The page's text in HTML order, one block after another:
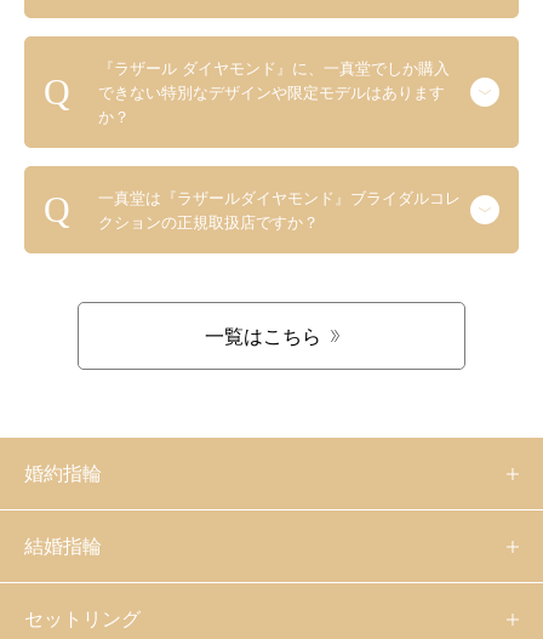
『ラザール ダイヤモンド』に、一真堂でしか購入
できない特別なデザインや限定モデルはあります
か？
一真堂は『ラザールダイヤモンド』ブライダルコレ
クションの正規取扱店ですか？
一覧はこちら
婚約指輪
結婚指輪
セットリング